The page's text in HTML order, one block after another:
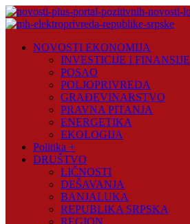
Skip
to
Plus
NOVOSTI EKONOMIJA
INVESTICIJE I FINANSIJE
POSAO
POLJOPRIVREDA
GRAĐEVINARSTVO
PRAVNA PITANJA
ENERGETIKA
EKOLOGIJA
Politika +
DRUŠTVO
LIČNOSTI
DEŠAVANJA
BANJALUKA
REPUBLIKA SRPSKA
REGION